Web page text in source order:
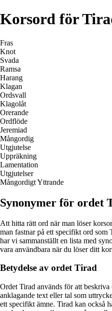
Korsord för
Fras
Knot
Svada
Ramsa
Harang
Klagan
Ordsvall
Klagolåt
Orerande
Ordflöde
Jeremiad
Mångordig
Utgjutelse
Uppräkning
Lamentation
Utgjutelser
Mångordigt Yttrande
Synonymer för ordet
Att hitta rätt ord när man löser
man fastnar på ett specifikt ord som
har vi sammanställt en lista med
vara användbara när du löser ditt
Betydelse av ordet Tirad
Ordet Tirad används för att
anklagande text eller tal som
ett specifikt ämne. Tirad kan också